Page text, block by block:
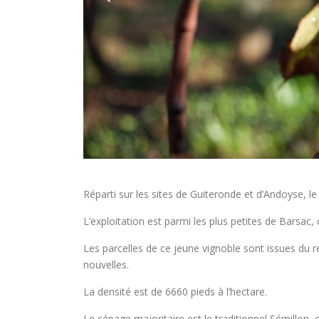
Réparti sur les sites de Guiteronde et d’Andoyse,
L’exploitation est parmi les plus petites de
Les parcelles de ce jeune vignoble sont issues du
nouvelles.
La densité est de 6660 pieds à l’hectare.